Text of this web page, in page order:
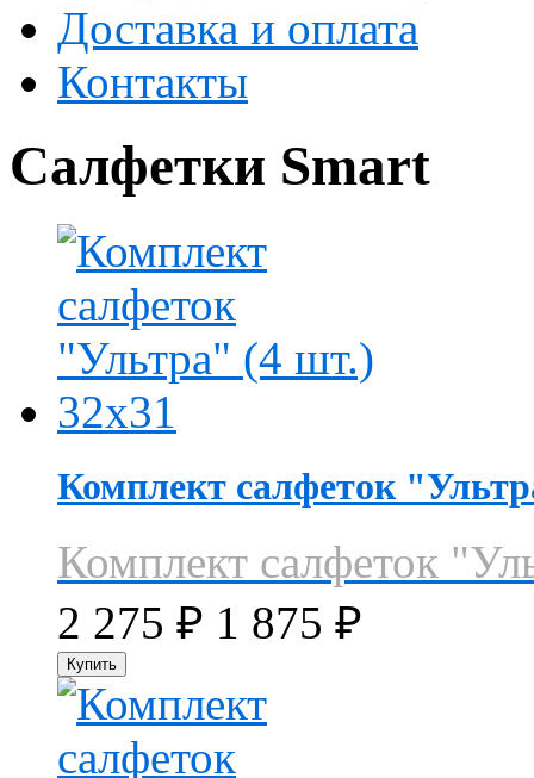
Доставка и оплата
Контакты
Салфетки Smart
Комплект салфеток
Комплект салфеток
2 275 ₽ 1 875 ₽